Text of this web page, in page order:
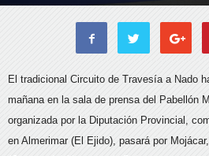
El tradicional Circuito de Travesía a Nado
mañana en la sala de prensa del Pabellón
organizada por la Diputación Provincial,
en Almerimar (El Ejido), pasará por